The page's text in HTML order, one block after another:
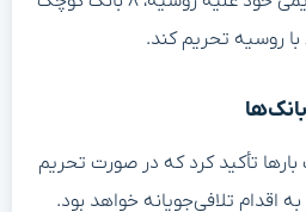
با روسیه تحریم کند.
تأکید کرد که در صورت تحریم
اقدام تلافی‌جویانه خواهد بود.